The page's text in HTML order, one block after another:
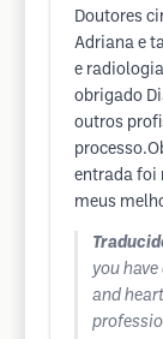
Doutores
Adriana e
e
obrigado
outros
entrada foi
meus
you
and